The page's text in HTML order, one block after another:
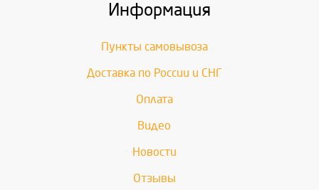
Информация
Пункты самовывоза
Доставка по России и СНГ
Оплата
Видео
Новости
Отзывы